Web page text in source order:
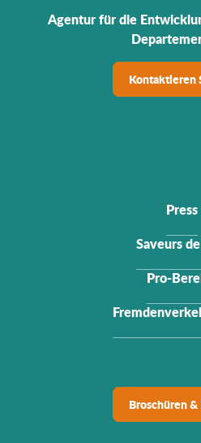
Agentur für die
Kontaktieren
Press
Saveurs
Pro-
Broschüren